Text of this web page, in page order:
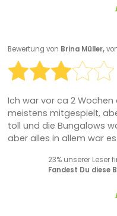
Bewertung von Brina Müller,
Ich war vor ca 2
meistens mitgespielt,
toll und die Bungalows
aber alles in allem war
23% unserer Leser
Fandest Du diese